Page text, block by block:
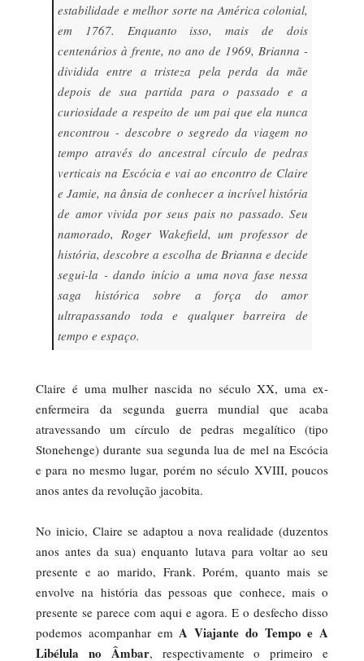
estabilidade e melhor sorte na América colonial,
em 1767. Enquanto isso, mais de dois
centenários à frente, no ano de 1969, Brianna -
dividida entre a tristeza pela perda da mãe
depois de sua partida para o passado e a
curiosidade a respeito de um pai que ela nunca
encontrou - descobre o segredo da viagem no
tempo através do ancestral círculo de pedras
verticais na Escócia e vai ao encontro de Claire
e Jamie, na ânsia de conhecer a incrível história
de amor vivida por seus pais no passado. Seu
namorado, Roger Wakefield, um professor de
história, descobre a escolha de Brianna e decide
segui-la - dando início a uma nova fase nessa
saga histórica sobre a força do amor
ultrapassando toda e qualquer barreira de
tempo e espaço.
Claire é uma mulher nascida no século XX, uma ex-
enfermeira da segunda guerra mundial que acaba
atravessando um círculo de pedras megalítico (tipo
Stonehenge) durante sua segunda lua de mel na Escócia
e para no mesmo lugar, porém no século XVIII, poucos
anos antes da revolução jacobita.
No inicio, Claire se adaptou a nova realidade (duzentos
anos antes da sua) enquanto lutava para voltar ao seu
presente e ao marido, Frank. Porém, quanto mais se
envolve na história das pessoas que conhece, mais o
presente se parece com aqui e agora. E o desfecho disso
podemos acompanhar em A Viajante do Tempo e A
Libélula no Âmbar, respectivamente o primeiro e